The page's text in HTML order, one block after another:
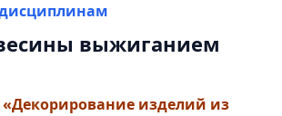
выжиганием
«Декорирование изделий из